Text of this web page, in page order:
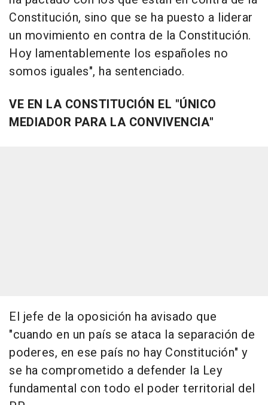
Constitución, sino que se ha puesto a liderar
un movimiento en contra de la Constitución.
Hoy lamentablemente los españoles no
somos iguales", ha sentenciado.
VE EN LA CONSTITUCIÓN EL "ÚNICO
MEDIADOR PARA LA CONVIVENCIA"
El jefe de la oposición ha avisado que
"cuando en un país se ataca la separación de
poderes, en ese país no hay Constitución" y
se ha comprometido a defender la Ley
fundamental con todo el poder territorial del